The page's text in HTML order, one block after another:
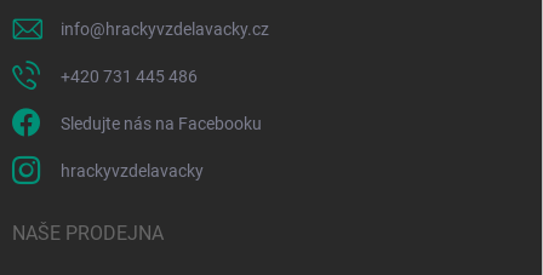
info@hrackyvzdelavacky.cz
+420 731 445 486
Sledujte nás na Facebooku
hrackyvzdelavacky
NAŠE PRODEJNA